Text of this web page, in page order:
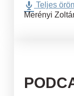
Teljes
Merényi